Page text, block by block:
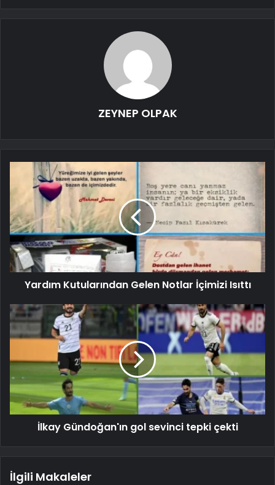
ZEYNEP OLPAK
Yardım Kutularından Gelen Notlar İçimizi Isıttı
İlkay Gündoğan'ın gol sevinci tepki çekti
İlgili Makaleler